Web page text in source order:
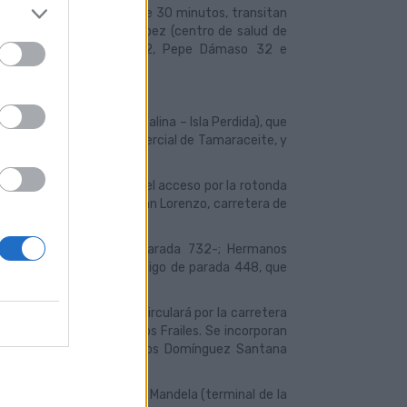
con una frecuencia de 30 minutos, transitan
(Galicia), Mesa y López (centro de salud de
88, Pepe Dámaso 12, Pepe Dámaso 32 e
la Línea 44 (Santa Catalina – Isla Perdida), que
transporte al área comercial de Tamaraceite, y
Islas Perdida, a partir del acceso por la rotonda
carretera de San Lorenzo, carretera de
Alisios) -código de parada 732-; Hermanos
de San Lorenzo -código de parada 448, que
Ovejero, la Línea 44 circulará por la carretera
y rotonda de Lomo Los Frailes. Se incorporan
727- y Hermanos Domínguez Santana
hasta el muelle Nelson Mandela (terminal de la